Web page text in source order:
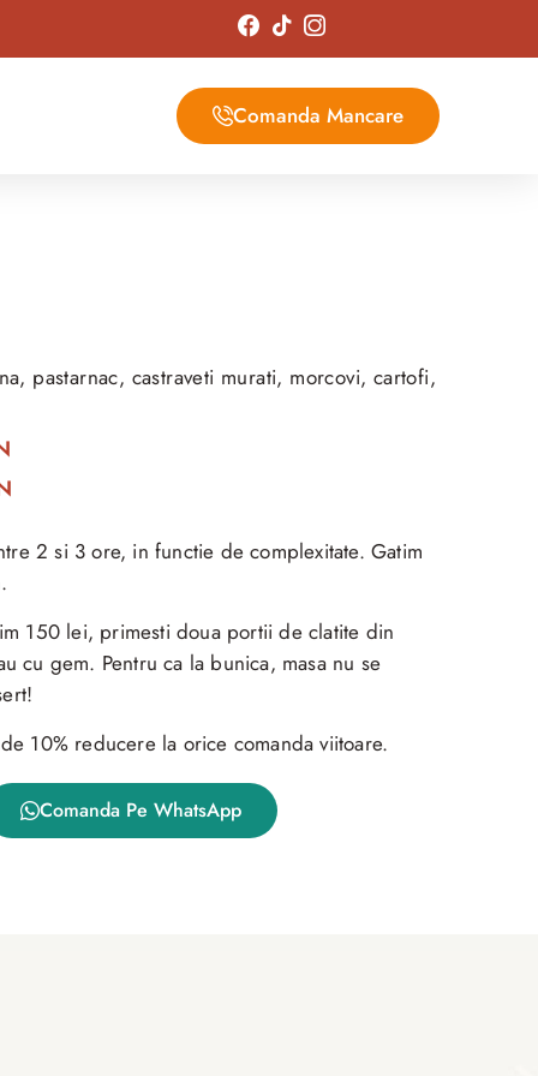
Comanda Mancare
pastarnac, castraveti murati, morcovi, cartofi,
2 si 3 ore, in functie de complexitate. Gatim
150 lei, primesti doua portii de clatite din
cu gem. Pentru ca la bunica, masa nu se
10% reducere la orice comanda viitoare.
Comanda Pe WhatsApp